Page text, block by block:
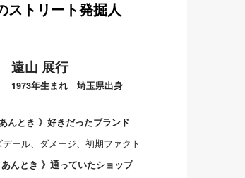
ストリート発掘人
遠山 展行
1973年生まれ 埼玉県出身
あんとき 》好きだったブランド
デール、ダメージ、初期ファクト
あんとき 》通っていたショップ